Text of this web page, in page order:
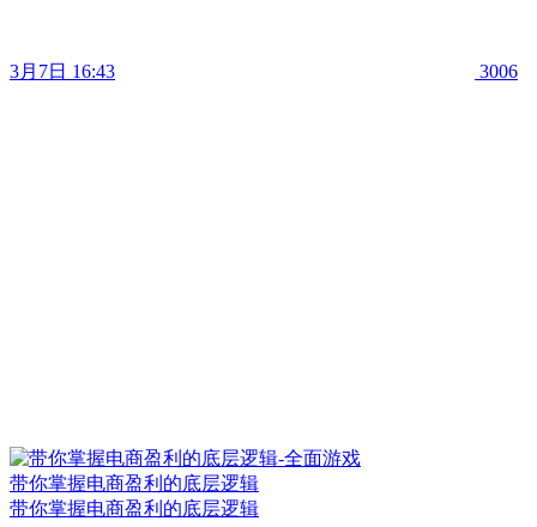
3月7日 16:43 3006
带你掌握电商盈利的底层逻辑
带你掌握电商盈利的底层逻辑